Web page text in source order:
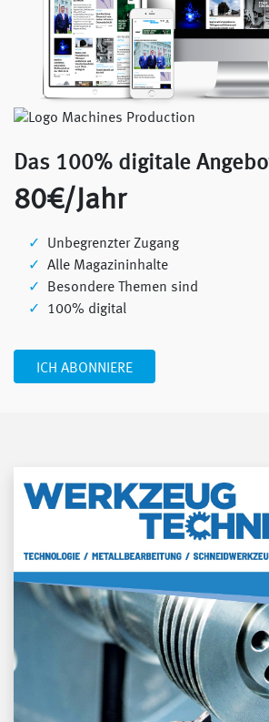
Das 100% digitale
80€/Jahr
Unbegrenzter Zugang
Alle Magazininhalte
Besondere Themen sind
100% digital
ICH ABONNIERE